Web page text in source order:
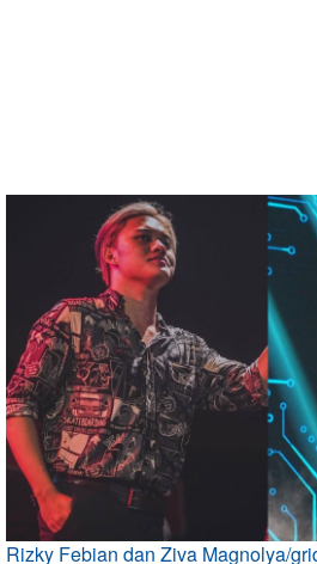
Rizky Febian dan Ziva Magnolya/